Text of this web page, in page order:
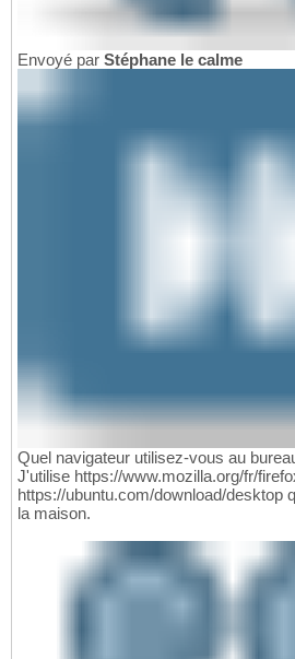
Envoyé par Stéphane le calme
Quel navigateur utilisez-vous au
J'utilise https://www.mozilla.org/fr/
https://ubuntu.com/download/desktop
la maison.